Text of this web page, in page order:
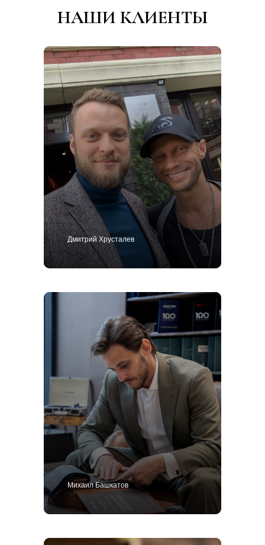
НАШИ КЛИЕНТЫ
Дмитрий Хрусталев
Михаил Башкатов